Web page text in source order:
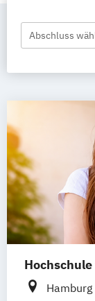
Abschluss
Hamburg